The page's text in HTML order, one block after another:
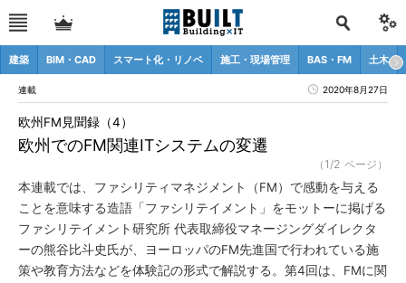
建築 BIM・CAD スマート化・リノベ 施工・現場管理 BAS・FM 土木
連載 2020年8月27日
欧州でのFM関連ITシステムの変遷
欧州FM見聞録（4）
（1/2 ページ）
本連載では、ファシリティマネジメント（FM）で感動を与える
ことを意味する造語「ファシリテイメント」をモットーに掲げる
ファシリテイメント研究所 代表取締役マネージングダイレクタ
ーの熊谷比斗史氏が、ヨーロッパのFM先進国で行われている施
策や教育方法などを体験記の形式で解説する。第4回は、FMに関